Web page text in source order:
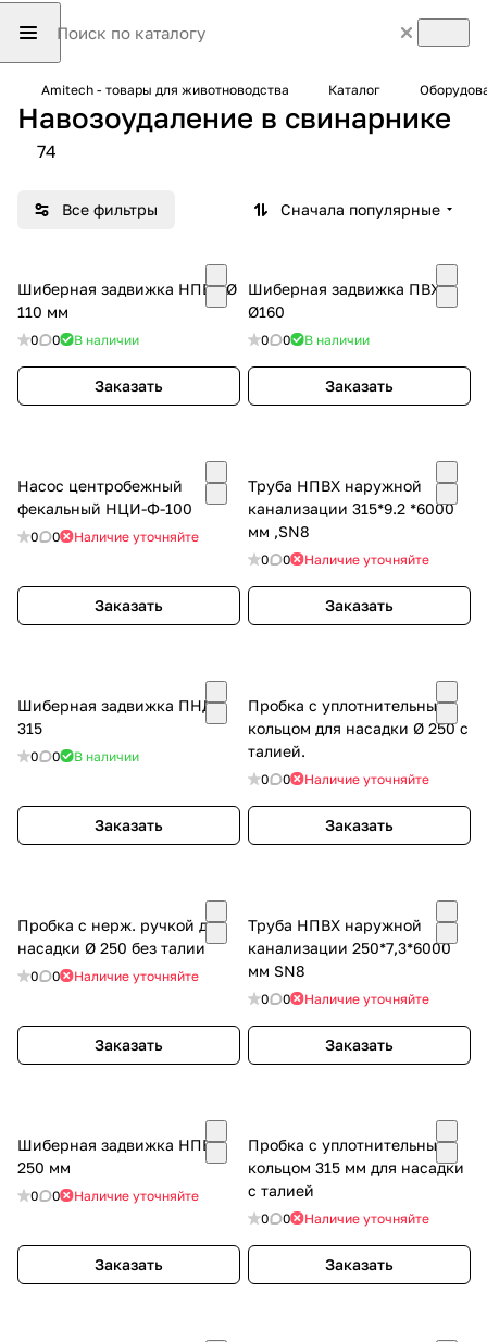
Amitech - товары для животноводства Каталог
Навозоудаление в свинарнике
74
Все фильтры Сначала популярные
Шиберная задвижка НПВХ Ø
110 мм
0 0 В наличии
Заказать
Шиберная задвижка ПВХ
Ø160
0 0 В наличии
Заказать
Насос центробежный
фекальный НЦИ-Ф-100
0 0 Наличие уточняйте
Заказать
Труба НПВХ наружной
канализации 315*9.2 *6000
мм ,SN8
0 0 Наличие уточняйте
Заказать
Шиберная задвижка ПНД
315
0 0 В наличии
Заказать
Пробка с уплотнительным
кольцом для насадки Ø 250 с
талией.
0 0 Наличие уточняйте
Заказать
Пробка с нерж. ручкой для
насадки Ø 250 без талии
0 0 Наличие уточняйте
Заказать
Труба НПВХ наружной
канализации 250*7,3*6000
мм SN8
0 0 Наличие уточняйте
Заказать
Шиберная задвижка НПВХ
250 мм
0 0 Наличие уточняйте
Заказать
Пробка с уплотнительным
кольцом 315 мм для насадки
с талией
0 0 Наличие уточняйте
Заказать